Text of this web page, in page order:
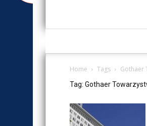
Home Tags Gothaer
Tag: Gothaer